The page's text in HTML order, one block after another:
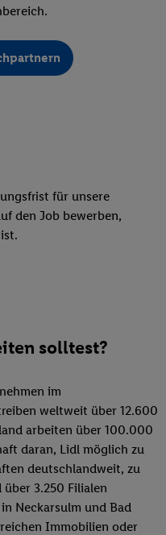
für unsere
den Job bewerben,
solltest?
im
weltweit über 12.600
arbeiten über 100.000
daran, Lidl möglich zu
deutschlandweit, zu
3.250 Filialen
Neckarsulm und Bad
Immobilien oder